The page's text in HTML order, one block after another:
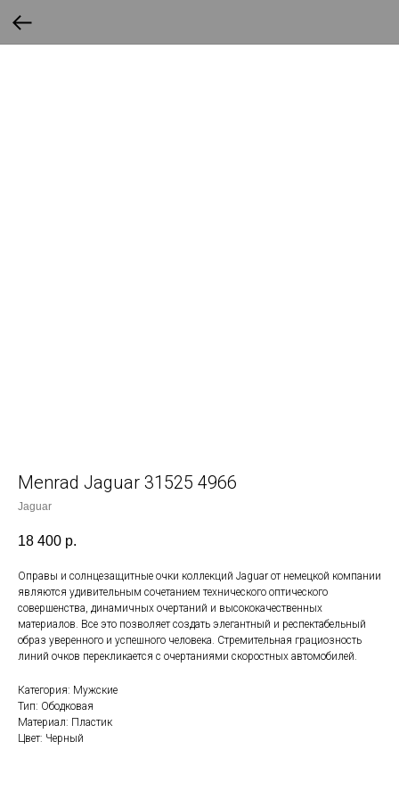
Menrad Jaguar 31525 4966
Jaguar
18 400 р.
Оправы и солнцезащитные очки коллекций Jaguar от немецкой компании
являются удивительным сочетанием технического оптического
совершенства, динамичных очертаний и высококачественных
материалов. Все это позволяет создать элегантный и респектабельный
образ уверенного и успешного человека. Стремительная грациозность
линий очков перекликается с очертаниями скоростных автомобилей.
Категория: Мужские
Тип: Ободковая
Материал: Пластик
Цвет: Черный